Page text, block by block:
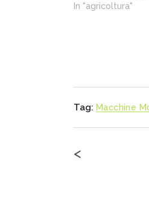
In "agricoltura"
Tag: Macchine
<